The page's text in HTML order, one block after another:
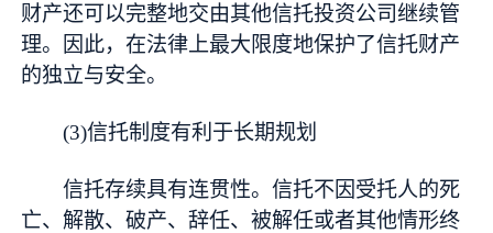
财产还可以完整地交由其他信托投资公司继续管
理。因此，在法律上最大限度地保护了信托财产
的独立与安全。
(3)信托制度有利于长期规划
信托存续具有连贯性。信托不因受托人的死
亡、解散、破产、辞任、被解任或者其他情形终